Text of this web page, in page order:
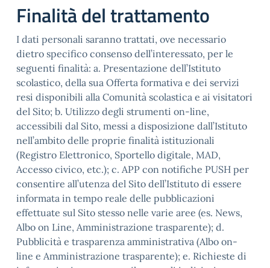
Finalità del trattamento
I dati personali saranno trattati, ove necessario
dietro specifico consenso dell’interessato, per le
seguenti finalità: a. Presentazione dell’Istituto
scolastico, della sua Offerta formativa e dei servizi
resi disponibili alla Comunità scolastica e ai visitatori
del Sito; b. Utilizzo degli strumenti on-line,
accessibili dal Sito, messi a disposizione dall’Istituto
nell’ambito delle proprie finalità istituzionali
(Registro Elettronico, Sportello digitale, MAD,
Accesso civico, etc.); c. APP con notifiche PUSH per
consentire all’utenza del Sito dell’Istituto di essere
informata in tempo reale delle pubblicazioni
effettuate sul Sito stesso nelle varie aree (es. News,
Albo on Line, Amministrazione trasparente); d.
Pubblicità e trasparenza amministrativa (Albo on-
line e Amministrazione trasparente); e. Richieste di